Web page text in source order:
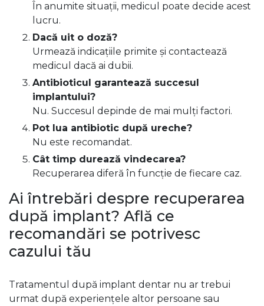
În anumite situații, medicul poate decide acest
lucru.
Dacă uit o doză?
Urmează indicațiile primite și contactează
medicul dacă ai dubii.
Antibioticul garantează succesul
implantului?
Nu. Succesul depinde de mai mulți factori.
Pot lua antibiotic după ureche?
Nu este recomandat.
Cât timp durează vindecarea?
Recuperarea diferă în funcție de fiecare caz.
Ai întrebări despre recuperarea
după implant? Află ce
recomandări se potrivesc
cazului tău
Tratamentul după implant dentar nu ar trebui
urmat după experiențele altor persoane sau